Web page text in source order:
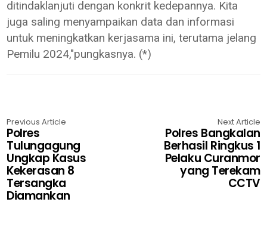
ditindaklanjuti dengan konkrit kedepannya. Kita
juga saling menyampaikan data dan informasi
untuk meningkatkan kerjasama ini, terutama jelang
Pemilu 2024,"pungkasnya. (*)
Previous Article
Polres
Tulungagung
Ungkap Kasus
Kekerasan 8
Tersangka
Diamankan
Next Article
Polres Bangkalan
Berhasil Ringkus 1
Pelaku Curanmor
yang Terekam
CCTV